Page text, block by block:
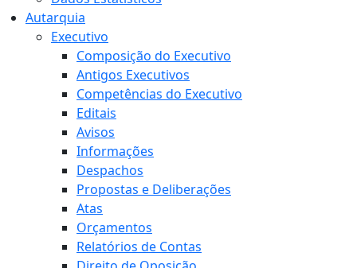
Autarquia
Executivo
Composição do Executivo
Antigos Executivos
Competências do Executivo
Editais
Avisos
Informações
Despachos
Propostas e Deliberações
Atas
Orçamentos
Relatórios de Contas